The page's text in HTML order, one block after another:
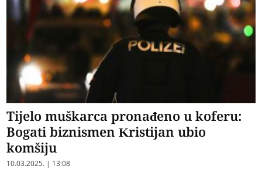
Tijelo muškarca pronađeno u koferu:
Bogati biznismen Kristijan ubio
komšiju
10.03.2025. | 13:08